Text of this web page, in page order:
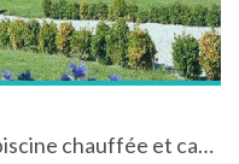
Gites,chambres d'hôtes avec piscine chauffée et caveau de dégustation en Bourgogne